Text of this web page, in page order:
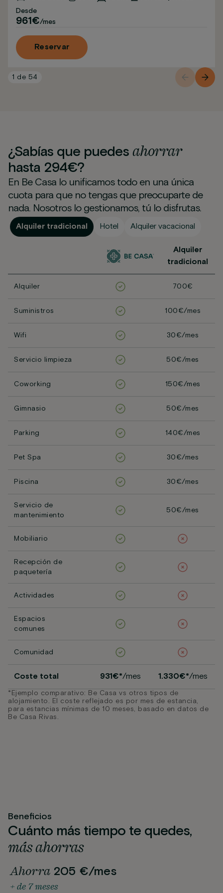
Desde
961€/mes
Reservar
1 de 54
¿Sabías que puedesahorrar
hasta 294€?
En Be Casa lo unificamos todo en una única
cuota para que no tengas que preocuparte de
nada. Nosotros lo gestionamos, tú lo disfrutas.
Alquiler tradicional Hotel Alquiler vacacional
Alquiler
tradicional
Alquiler 700€
Suministros 100€/mes
Wifi 30€/mes
Servicio limpieza 50€/mes
Coworking 150€/mes
Gimnasio 50€/mes
Parking 140€/mes
Pet Spa 30€/mes
Piscina 30€/mes
Servicio de
mantenimiento
50€/mes
Mobiliario
Recepción de
paquetería
Actividades
Espacios
comunes
Comunidad
Coste total 931€*/mes 1.330€*/mes
*Ejemplo comparativo: Be Casa vs otros tipos de
alojamiento. El coste reflejado es por mes de estancia,
para estancias mínimas de 10 meses, basado en datos de
Be Casa Rivas.
Beneficios
Cuánto más tiempo te quedes,
más ahorras
Ahorra 205 €/mes
+ de 7 meses